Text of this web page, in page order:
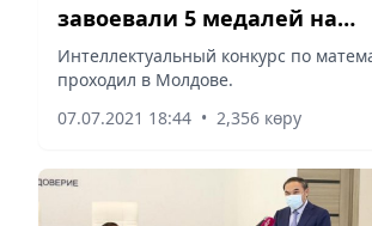
завоевали 5 медалей на
Интеллектуальный конкурс по
проходил в Молдове.
07.07.2021 18:44 • 2,356 көру